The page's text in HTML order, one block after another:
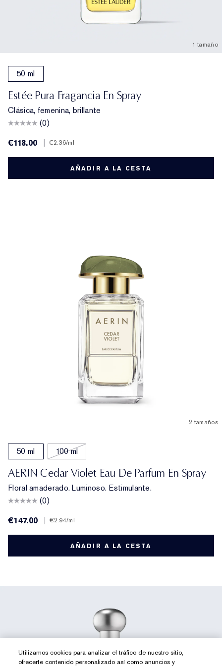
1 tamaño
50 ml
Estée Pura Fragancia En Spray
Clásica, femenina, brillante
(0)
€118.00
| €2.36/ml
AÑADIR A LA CESTA
2 tamaños
50 ml 100 ml
AERIN Cedar Violet Eau De Parfum En Spray
Floral amaderado. Luminoso. Estimulante.
(0)
€147.00
| €2.94/ml
AÑADIR A LA CESTA
Utilizamos cookies para analizar el tráfico de nuestro sitio,
ofrecerte contenido personalizado así como anuncios y